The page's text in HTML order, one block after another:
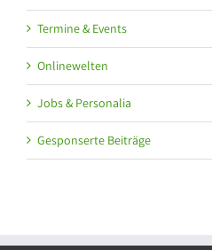
Termine & Events
Onlinewelten
Jobs & Personalia
Gesponserte Beiträge